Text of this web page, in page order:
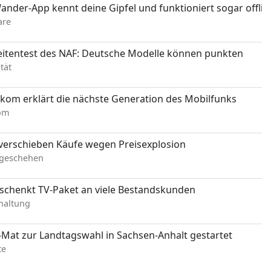
App kennt deine Gipfel und funktioniert sogar
des NAF: Deutsche Modelle können punkten
erklärt die nächste Generation des Mobilfunks
Käufe wegen Preisexplosion
TV-Paket an viele Bestandskunden
zur Landtagswahl in Sachsen-Anhalt gestartet